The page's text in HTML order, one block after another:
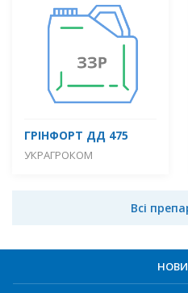
ГРІНФОРТ ДД 475
УКРАГРОКОМ
Всі